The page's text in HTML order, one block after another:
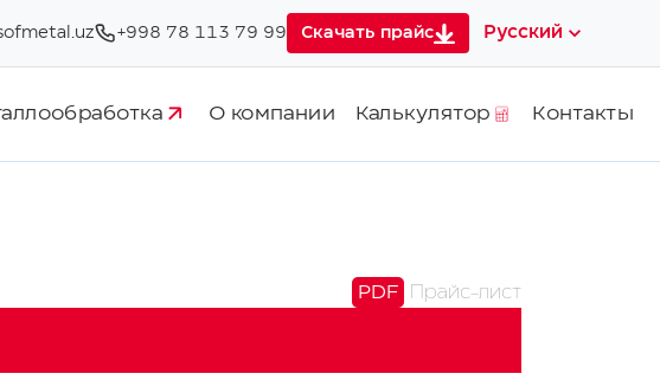
+998 78 113 79 99 Скачать прайс Русский
О компании Калькулятор Контакты
PDF Прайс-лист